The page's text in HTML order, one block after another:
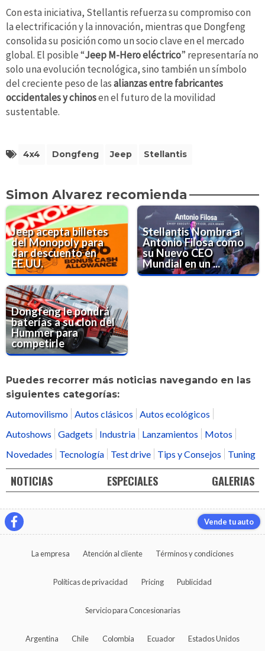
Con esta iniciativa, Stellantis refuerza su compromiso con
la electrificación y la innovación, mientras que Dongfeng
consolida su posición como un socio clave en el mercado
global. El posible “Jeep M-Hero eléctrico” representaría no
solo una evolución tecnológica, sino también un símbolo
del creciente peso de lasalianzas entre fabricantes
occidentales y chinosen el futuro de la movilidad
sustentable.
4x4 Dongfeng Jeep Stellantis
Simon Alvarez recomienda
Jeep acepta billetes
del Monopoly para
dar descuento en
EE.UU.
Stellantis Nombra a
Antonio Filosa como
su Nuevo CEO
Mundial en un ...
Dongfeng le pondrá
baterías a su clon del
Hummer para
competirle
Puedes recorrer más noticias navegando en las
siguientes categorías:
Automovilismo Autos clásicos
Autos ecológicos
Autoshows
Gadgets Industria Lanzamientos
Motos
Novedades
Tecnología Test drive Tips y Consejos Tuning
NOTICIAS ESPECIALES GALERIAS
Vende tu auto
La empresa Atención al cliente Términos y condiciones
Políticas de privacidad Pricing Publicidad
Servicio para Concesionarias
Argentina Chile Colombia Ecuador Estados Unidos